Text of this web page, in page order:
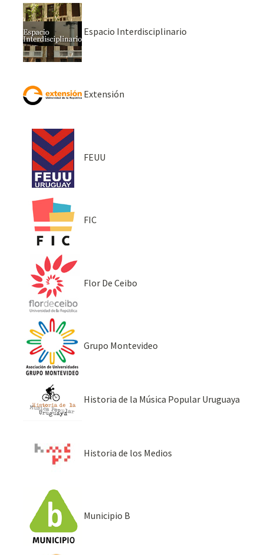
Espacio Interdisciplinario
Extensión
FEUU
FIC
Flor De Ceibo
Grupo Montevideo
Historia de la Música Popular Uruguaya
Historia de los Medios
Municipio B